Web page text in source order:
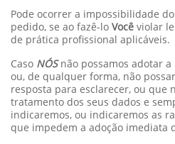
Pode ocorrer a impossibilidade
pedido, se ao fazê-lo Você violar
de prática profissional aplicáveis.
Caso NÓSnão possamos adotar
ou, de qualquer forma, não
resposta para esclarecer, ou que
tratamento dos seus dados e
indicaremos, ou indicaremos as
que impedem a adoção imediata